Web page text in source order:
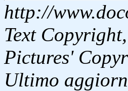
http://
Text Copyright,
Pictures'
Ultimo